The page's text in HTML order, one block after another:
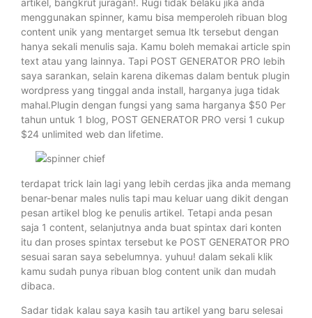
artikel, bangkrut juragan!. Rugi tidak belaku jika anda
menggunakan spinner, kamu bisa memperoleh ribuan blog
content unik yang mentarget semua ltk tersebut dengan
hanya sekali menulis saja. Kamu boleh memakai article spin
text atau yang lainnya. Tapi POST GENERATOR PRO lebih
saya sarankan, selain karena dikemas dalam bentuk plugin
wordpress yang tinggal anda install, harganya juga tidak
mahal.Plugin dengan fungsi yang sama harganya $50 Per
tahun untuk 1 blog, POST GENERATOR PRO versi 1 cukup
$24 unlimited web dan lifetime.
terdapat trick lain lagi yang lebih cerdas jika anda memang
benar-benar males nulis tapi mau keluar uang dikit dengan
pesan artikel blog ke penulis artikel. Tetapi anda pesan
saja 1 content, selanjutnya anda buat spintax dari konten
itu dan proses spintax tersebut ke POST GENERATOR PRO
sesuai saran saya sebelumnya. yuhuu! dalam sekali klik
kamu sudah punya ribuan blog content unik dan mudah
dibaca.
Sadar tidak kalau saya kasih tau artikel yang baru selesai